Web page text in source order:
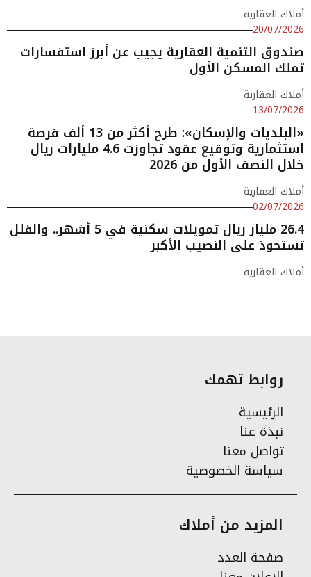
أملاك العقارية
20/07/2026
صندوق التنمية العقارية يجيب عن أبرز استفسارات
تملك المسكن الأول
أملاك العقارية
13/07/2026
«البلديات والإسكان»: طرح أكثر من 13 ألف فرصة
استثمارية وتوقيع عقود تجاوزت 4.6 مليارات ريال
خلال النصف الأول من 2026
أملاك العقارية
02/07/2026
26.4 مليار ريال تمويلات سكنية في 5 أشهر.. والفلل
تستحوذ على النصيب الأكبر
أملاك العقارية
روابط تهمك
الرئيسية
نبذة عنا
تواصل معنا
سياسة الخصوصية
المزيد من أملاك
صفحة العدد